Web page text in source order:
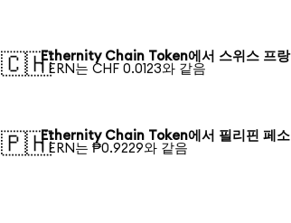
🇨🇭Ethernity Chain Token에서 스위스 프랑
1 ERN는 CHF 0.0123와 같음
🇵🇭Ethernity Chain Token에서 필리핀 페소
1 ERN는 ₱0.9229와 같음